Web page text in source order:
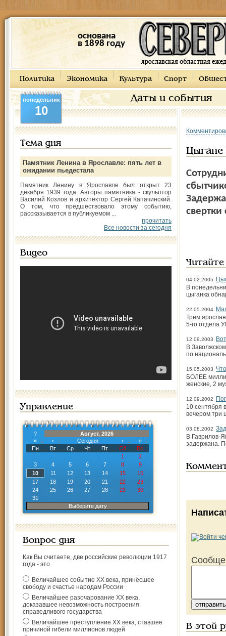
основана
в 1898 году
Политика Экономика Культура Спорт
Даты и события
понедельник
10
Тема дня
Памятник Ленина в Ярославле: пять лет в
ожидании пьедестала
Памятник Ленину в Ярославле был открыт 23
декабря 1939 года. Авторы памятника - скульптор
Василий Козлов и архитектор Сергей Капачинский.
О том, что предшествовало этому событию,
рассказывается в публикуемом ...
прочитать
Все новости за сегодня
Видео
Управление
?
Август, 2026
«
‹ Сегодня ›
»
Пн
Вт Ср Чт Пт Сб
Вс
1
2
3
4 5 6 7 8
9
10
11 12 13 14 15
16
17
18 19 20 21 22
23
24
25 26 27 28 29
30
31
Выберите дату
Вопрос дня
Как Вы считаете, две российские революции 1917
года - это
Величайшее событие ХХ века, принёсшее
свободу и счастье народам России
Величайшее разочарование ХХ века,
доказавшее невозможность построения
справедливого государства
Величайшее преступление ХХ века, ставшее
причиной гибели миллионов людей
Цыгане
свертки
04.02.2005
В
цыганка
22.05.2004
Трем
5-го отдела
12.09.2003
В
по
15.05.2003
БОЛЕЕ
женские, 2
12.09.2002
10 сентября
вечером три
03.08.2002
В Гаврилов-
задержана.
В этой